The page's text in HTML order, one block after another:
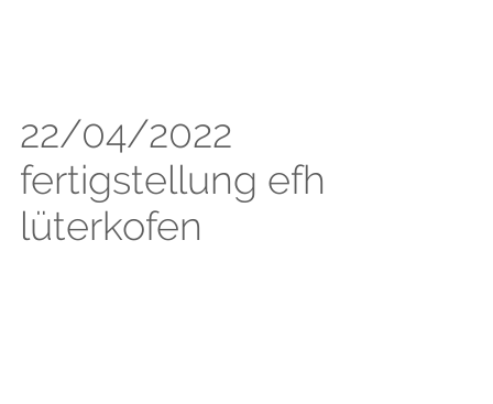
22/04/2022
fertigstellung efh
lüterkofen